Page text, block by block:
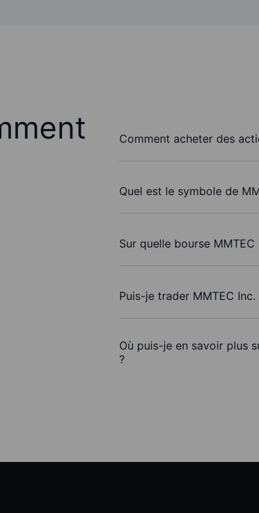
Comment acheter des
Quel est le symbole de
Sur quelle bourse
Puis-je trader MMTEC
Où puis-je en savoir plus
?